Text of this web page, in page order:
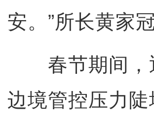
安。”所长黄家冠
春节期间，
边境管控压力